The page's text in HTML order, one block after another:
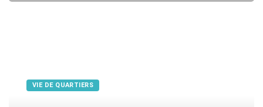
VIE DE QUARTIERS